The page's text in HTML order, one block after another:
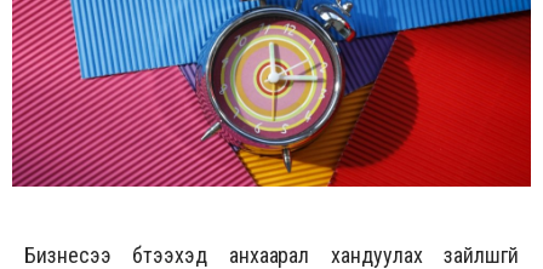
Бизнесээ бүтээхэд анхаарал хандуулах зайлшгүй